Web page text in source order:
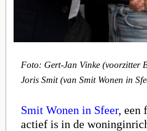
Foto: Gert-Jan Vinke (voorzitter
Joris Smit (van Smit Wonen in
Smit Wonen in Sfeer, een
actief is in de